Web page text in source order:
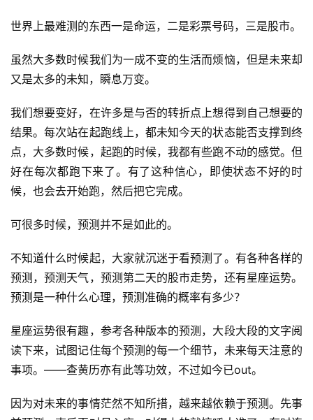
比
赛
察
世界上最难测的东西一是命运，二是彩票号码，三是股市。
虽然大多数时候我们为一成不变的生活而烦恼，但是未来却
又是太多的未知，瞬息万变。
我们想要变好，在许多是与否的转折点上想得到自己想要的
结果。每次站在起跑线上，都未知今天的状态能否支撑到终
点，大多数时候，起跑的时候，我都有些跑不动的感觉。但
好在每次都跑下来了。有了这种信心，即使状态不好的时
候，也会去开始跑，然后把它完成。
可很多时候，预测并不是如此的。
不知道什么时候起，大家就沉迷于看预测了。有各种各样的
预测，预测天气，预测第二天的股市走势，还有星座运势。
预测是一种什么心理，预测准确的概率有多少？
星座运势很有趣，参考各种版本的预测，大段大段的文字阅
读下来，试图记住每个预测的每一个细节，未来每天注意的
事项。——查黄历亦有此等功效，不过如今已out。
因为对未来的事情茫然不知所措，越来越依赖于预测。先事